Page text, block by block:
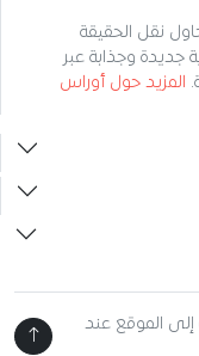
جزائرية تأسست سنة 2019 تُحاول نقل الحقيقة
جديدة وجذابة عبر
المزيد حول أوراس
الموقع عند